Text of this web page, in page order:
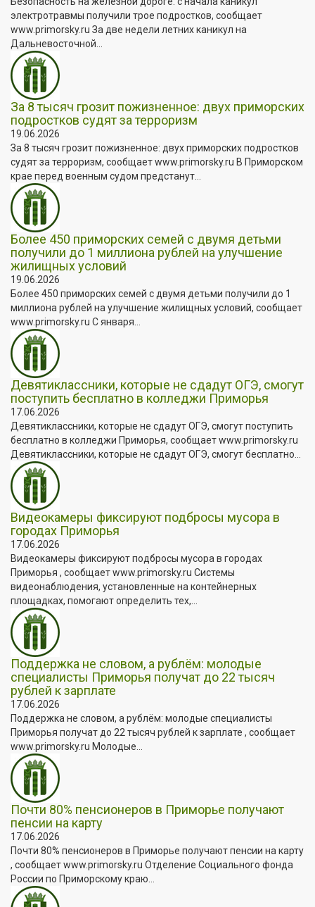
электротравмы получили трое подростков, сообщает
www.primorsky.ru За две недели летних каникул на
Дальневосточной...
За 8 тысяч грозит пожизненное: двух приморских
подростков судят за терроризм
19.06.2026
За 8 тысяч грозит пожизненное: двух приморских подростков
судят за терроризм, сообщает www.primorsky.ru В Приморском
крае перед военным судом предстанут...
Более 450 приморских семей с двумя детьми
получили до 1 миллиона рублей на улучшение
жилищных условий
19.06.2026
Более 450 приморских семей с двумя детьми получили до 1
миллиона рублей на улучшение жилищных условий, сообщает
www.primorsky.ru С января...
Девятиклассники, которые не сдадут ОГЭ, смогут
поступить бесплатно в колледжи Приморья
17.06.2026
Девятиклассники, которые не сдадут ОГЭ, смогут поступить
бесплатно в колледжи Приморья, сообщает www.primorsky.ru
Девятиклассники, которые не сдадут ОГЭ, смогут бесплатно...
Видеокамеры фиксируют подбросы мусора в
городах Приморья
17.06.2026
Видеокамеры фиксируют подбросы мусора в городах
Приморья , сообщает www.primorsky.ru Системы
видеонаблюдения, установленные на контейнерных
площадках, помогают определить тех,...
Поддержка не словом, а рублём: молодые
специалисты Приморья получат до 22 тысяч
рублей к зарплате
17.06.2026
Поддержка не словом, а рублём: молодые специалисты
Приморья получат до 22 тысяч рублей к зарплате , сообщает
www.primorsky.ru Молодые...
Почти 80% пенсионеров в Приморье получают
пенсии на карту
17.06.2026
Почти 80% пенсионеров в Приморье получают пенсии на карту
, сообщает www.primorsky.ru Отделение Социального фонда
России по Приморскому краю...